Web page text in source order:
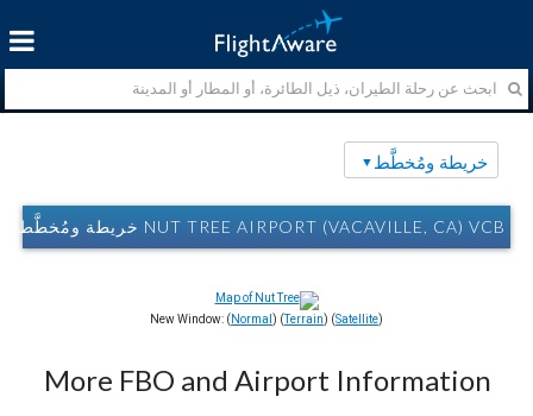
خريطة ومُخطَّط
NUT TREE AIRPORT (VACAVILLE, CA) VCB خريطة ومُخطَّط
New Window: ( Normal ) (Terrain) (Satellite)
More FBO and Airport Information